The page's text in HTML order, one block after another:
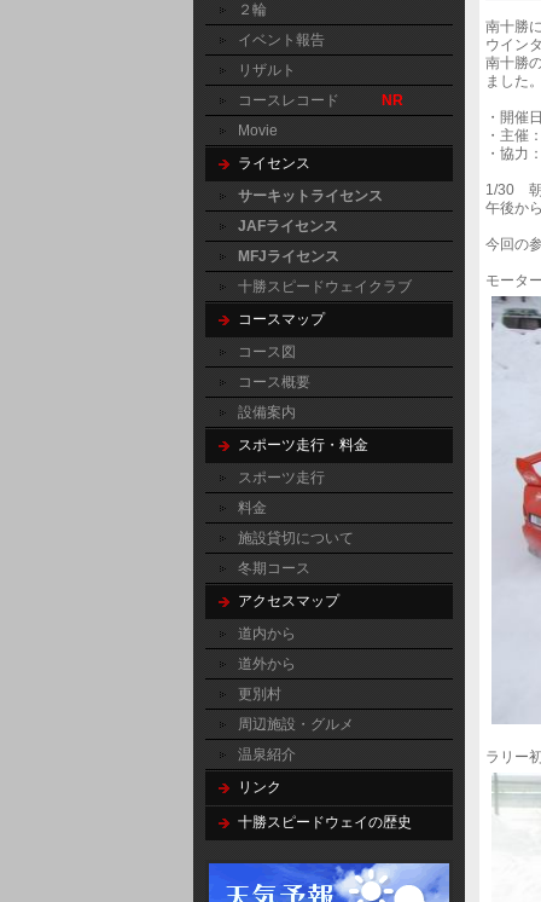
２輪
イベント報告
リザルト
コースレコード
NR
Movie
ライセンス
サーキットライセンス
JAFライセンス
MFJライセンス
十勝スピードウェイクラブ
コースマップ
コース図
コース概要
設備案内
スポーツ走行・料金
スポーツ走行
料金
施設貸切について
冬期コース
アクセスマップ
道内から
道外から
更別村
周辺施設・グルメ
温泉紹介
リンク
十勝スピードウェイの歴史
南十勝
ウイン
南十勝
ました
・開催
・主
・協力
1/30 朝
午後か
今回の
モータ
ラリー